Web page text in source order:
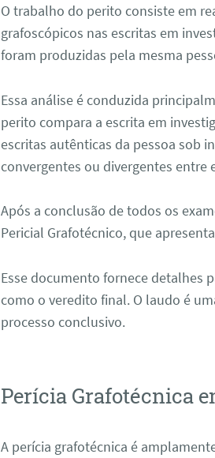
O trabalho do perito consiste em
grafoscópicos nas escritas em
foram produzidas pela mesma
Essa análise é conduzida
perito compara a escrita em
escritas autênticas da pessoa sob
convergentes ou divergentes entre
Após a conclusão de todos os
Pericial Grafotécnico, que
Esse documento fornece detalhes
como o veredito final. O laudo é
processo conclusivo.
Perícia Grafotécnica
A perícia grafotécnica é